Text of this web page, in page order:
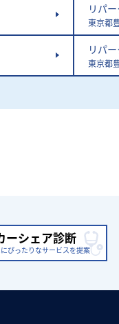
リパ
東京都
リパ
東京都
ーシェア診断
ぴったりなサービスを提案